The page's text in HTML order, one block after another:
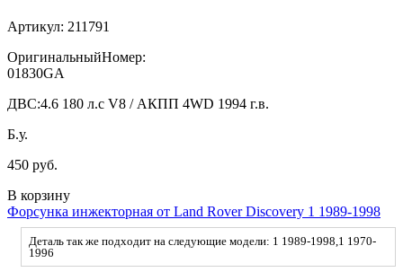
Артикул: 211791
ОригинальныйНомер:
01830GA
ДВС:4.6 180 л.с V8 / АКПП 4WD 1994 г.в.
Б.у.
450 руб.
В корзину
Форсунка инжекторная от Land Rover Discovery 1 1989-1998
Деталь так же подходит на следующие модели: 1 1989-1998,1 1970-
1996